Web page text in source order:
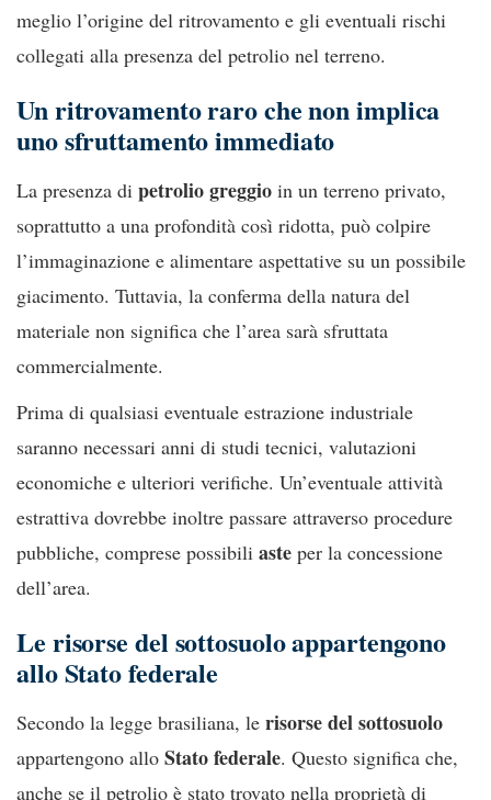
meglio l’origine del ritrovamento e gli eventuali rischi
collegati alla presenza del petrolio nel terreno.
Un ritrovamento raro che non implica
uno sfruttamento immediato
La presenza di petrolio greggio in un terreno privato,
soprattutto a una profondità così ridotta, può colpire
l’immaginazione e alimentare aspettative su un possibile
giacimento. Tuttavia, la conferma della natura del
materiale non significa che l’area sarà sfruttata
commercialmente.
Prima di qualsiasi eventuale estrazione industriale
saranno necessari anni di studi tecnici, valutazioni
economiche e ulteriori verifiche. Un’eventuale attività
estrattiva dovrebbe inoltre passare attraverso procedure
pubbliche, comprese possibili aste per la concessione
dell’area.
Le risorse del sottosuolo appartengono
allo Stato federale
Secondo la legge brasiliana, le risorse del sottosuolo
appartengono allo Stato federale. Questo significa che,
anche se il petrolio è stato trovato nella proprietà di